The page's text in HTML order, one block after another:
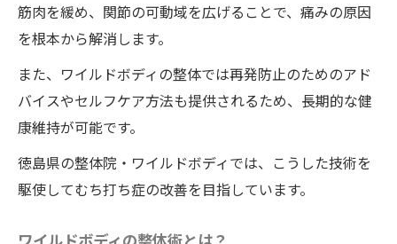
予約から施術までの流れ
施術中に感じること
施術直後の変化を実感
他の利用者の体験談
整体院・ワイルドボディへのアクセスと所
在地
首が楽になる！むち打ち症をワイルドボディの
筋肉を緩め、関節の可動域を広げることで、痛みの原因
を根本から解消します。
また、ワイルドボディの整体では再発防止のためのアド
バイスやセルフケア方法も提供されるため、長期的な健
康維持が可能です。
徳島県の整体院・ワイルドボディでは、こうした技術を
駆使してむち打ち症の改善を目指しています。